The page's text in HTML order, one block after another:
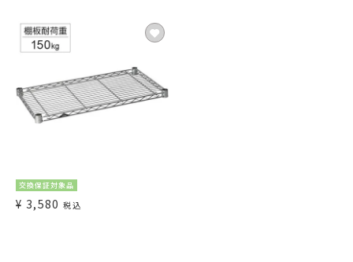
交換保証対象品
¥ 3,580 税込